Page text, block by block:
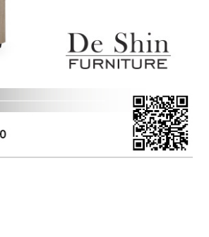
金門、馬祖、澎湖地區
因素， 與實際商品的顏色、
購前詳加確認。(包含商品尺寸
@dershin
，並須保持商品全新
退換貨。
(另事先與消費者報價，消費